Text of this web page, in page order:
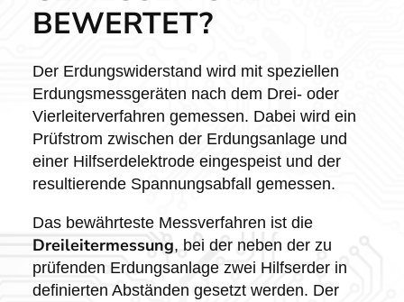
BEWERTET?
Der Erdungswiderstand wird mit speziellen
Erdungsmessgeräten nach dem Drei- oder
Vierleiterverfahren gemessen. Dabei wird ein
Prüfstrom zwischen der Erdungsanlage und
einer Hilfserdelektrode eingespeist und der
resultierende Spannungsabfall gemessen.
Das bewährteste Messverfahren ist die
Dreileitermessung, bei der neben der zu
prüfenden Erdungsanlage zwei Hilfserder in
definierten Abständen gesetzt werden. Der